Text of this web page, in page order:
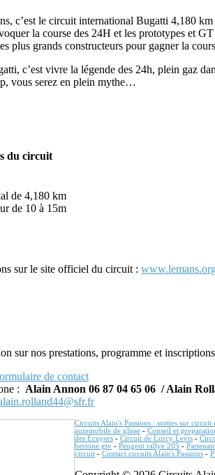
c’est le circuit international Bugatti 4,180
la course des 24H et les prototypes et
plus grands constructeurs pour gagner la
c’est vivre la légende des 24h, plein gaz
vous serez en plein mythe…
du circuit
de 4,180 km
de 10 à 15m
sur le site officiel du circuit :
sur nos prestations, programme et
de contact
: Alain Annon 06 87 04 65 06 / Alain
Circuits Alain's Passions : sorties sur circuit
automobile de glisse - Conseil et
des Ecuyers - Circuit de Lurcy Levis -
bertone gtv - Peugeot rallye 205 -
circuit - Contact circuits Alain's Passions -